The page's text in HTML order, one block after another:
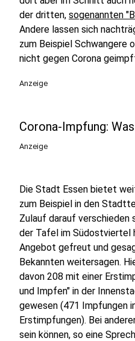
der dritten, sogenannten
Andere lassen sich
zum Beispiel Schwangere
nicht gegen Corona
Anzeige
Corona-Impfung:
Anzeige
Die Stadt Essen bietet
zum Beispiel in den
Zulauf darauf verschieden
der Tafel im Südostviertel
Angebot gefreut und
Bekannten weitersagen.
davon 208 mit einer
und Impfen" in der
gewesen (471 Impfungen
Erstimpfungen). Bei
sein können, so eine